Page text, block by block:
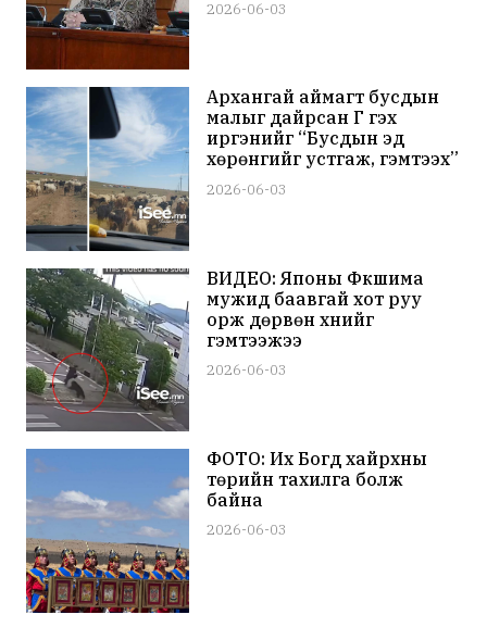
боломж байгаагүй
2026-06-03
Архангай аймагт бусдын
малыг дайрсан Г гэх
иргэнийг “Бусдын эд
хөрөнгийг устгаж, гэмтээх”
гэсэн заалтаар шалгаж
байна
2026-06-03
ВИДЕО: Японы Фүкүшима
мужид баавгай хот руу
орж дөрвөн хүнийг
гэмтээжээ
2026-06-03
ФОТО: Их Богд хайрхны
төрийн тахилга болж
байна
2026-06-03